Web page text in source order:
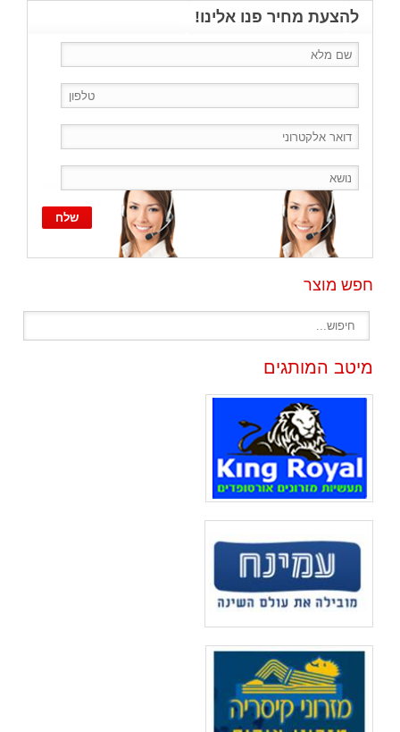
להצעת מחיר פנו אלינו!
חפש מוצר
מיטב המותגים